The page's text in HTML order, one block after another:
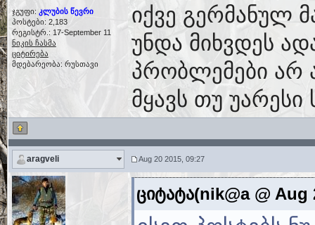
ჯგუფი: კლუბის წევრი
პოსტები: 2,183
რეგისტრ.: 17-September 11
ნიკის ჩასმა
ციტირება
მდებარეობა: რუსთავი
იქვე გერმანულ
უნდა მიხვდეს
პრობლემები არ
მყავს თუ უარესი
aragveli Aug 20 2015, 09:27
ციტატა(nik@a @ Aug